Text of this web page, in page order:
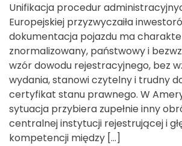
Unifikacja procedur
Europejskiej przyzwyczaiła
dokumentacja pojazdu ma
znormalizowany, państwowy i
wzór dowodu rejestracyjnego, bez
wydania, stanowi czytelny i trudny
certyfikat stanu prawnego. W
sytuacja przybiera zupełnie inny
centralnej instytucji rejestrującej i
kompetencji między […]